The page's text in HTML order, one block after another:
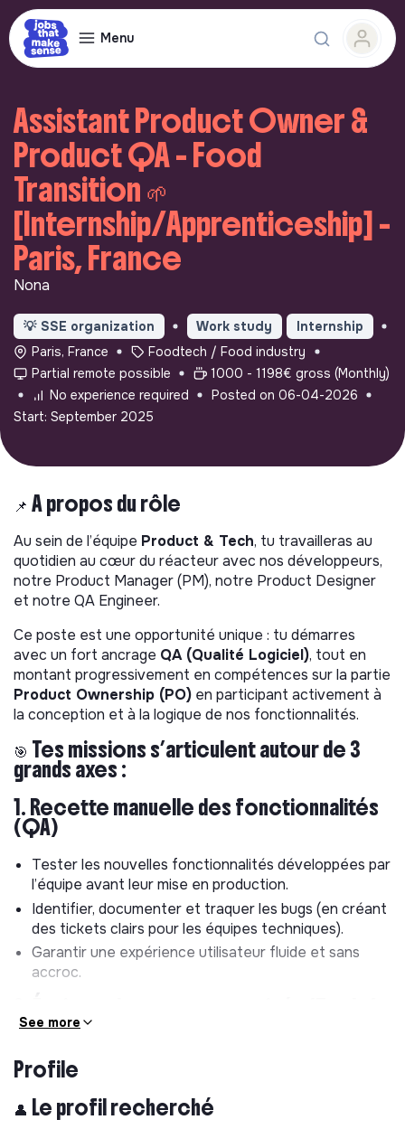
Menu
Assistant Product Owner &
Product QA - Food
Transition 🌱
[Internship/Apprenticeship] -
Paris, France
Nona
💡 SSE organization Work study
Internship
Paris, France
Foodtech / Food industry
Partial remote possible
1000 - 1198€ gross (Monthly)
No experience required
Posted on 06-04-2026
Start: September 2025
📌 À propos du rôle
Au sein de l’équipe Product & Tech, tu travailleras au
quotidien au cœur du réacteur avec nos développeurs,
notre Product Manager (PM), notre Product Designer
et notre QA Engineer.
Ce poste est une opportunité unique : tu démarres
avec un fort ancrage QA (Qualité Logiciel), tout en
montant progressivement en compétences sur la partie
Product Ownership (PO) en participant activement à
la conception et à la logique de nos fonctionnalités.
🎯 Tes missions s’articulent autour de 3
grands axes :
1. Recette manuelle des fonctionnalités
(QA)
Tester les nouvelles fonctionnalités développées par
l’équipe avant leur mise en production.
Identifier, documenter et traquer les bugs (en créant
des tickets clairs pour les équipes techniques).
Garantir une expérience utilisateur fluide et sans
accroc.
QA)
Participer à la stratégie d’automatisation des tests
Rédiger et maintenir les scripts de tests automatisés
See more
Profile
👤 Le profil recherché